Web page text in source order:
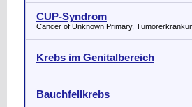
CUP-Syndrom
Cancer of Unknown Primary,
Krebs im Genitalbereich
Bauchfellkrebs